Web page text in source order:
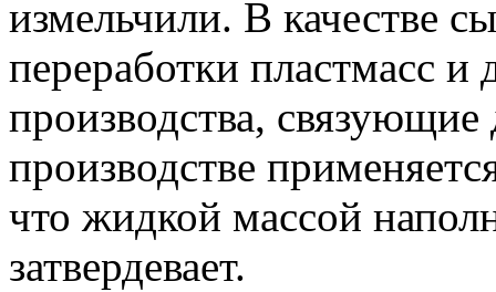
измельчили. В качестве
переработки пластмасс
производства,
производстве
что жидкой массой
затвердевает.